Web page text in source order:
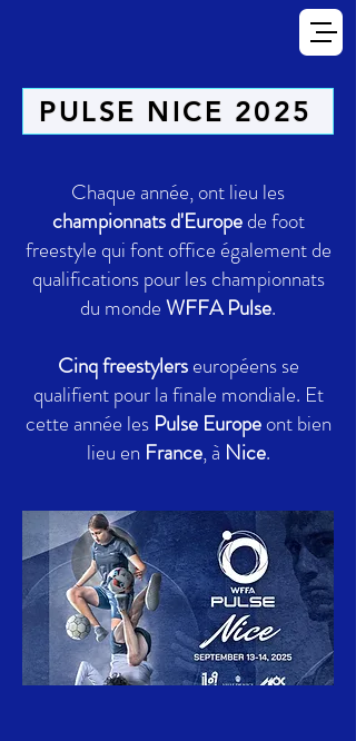
PULSE NICE 2025
Chaque année, ont lieu les
championnats d'Europede foot
freestyle qui font office également de
qualifications pour les championnats
du mondeWFFA Pulse.
Cinq freestylerseuropéens se
qualifient pour la finale mondiale. Et
cette année lesPulse Europeont bien
lieu en France, à Nice.